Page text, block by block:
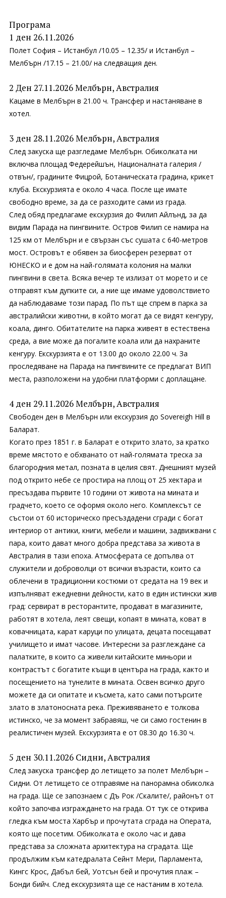
Програма
1 ден 26.11.2026
Полет София – Истанбул /10.05 – 12.35/ и Истанбул –
Мелбърн /17.15 – 21.00/ на следващия ден.
2 Ден 27.11.2026 Мелбърн, Австралия
Кацаме в Мелбърн в 21.00 ч. Трансфер и настаняване в
хотел.
3 ден 28.11.2026 Мелбърн, Австралия
След закуска ще разгледаме Мелбърн. Обиколката ни
включва площад Федерейшън, Националната галерия /
отвън/, градините Фицрой, Ботаническата градина, крикет
клуба. Екскурзията е около 4 часа. После ще имате
свободно време, за да се разходите сами из града.
След обяд предлагаме екскурзия до Филип Айлънд, за да
видим Парада на пингвините. Остров Филип се намира на
125 км от Мелбърн и е свързан със сушата с 640-метров
мост. Островът е обявен за биосферен резерват от
ЮНЕСКО и е дом на най-голямата колония на малки
пингвини в света. Всяка вечер те излизат от морето и се
отправят към дупките си, а ние ще имаме удоволствието
да наблюдаваме този парад. По път ще спрем в парка за
австралийски животни, в който могат да се видят кенгуру,
коала, динго. Обитателите на парка живеят в естествена
среда, а вие може да погалите коала или да нахраните
кенгуру. Екскурзията е от 13.00 до около 22.00 ч. За
проследяване на Парада на пингвините се предлагат ВИП
места, разположени на удобни платформи с доплащане.
4 ден 29.11.2026 Мелбърн, Австралия
Свободен ден в Мелбърн или екскурзия до Sovereigh Hill в
Баларат.
Когато през 1851 г. в Баларат е открито злато, за кратко
време мястото е обхванато от най-голямата треска за
благородния метал, позната в целия свят. Днешният музей
под открито небе се простира на площ от 25 хектара и
пресъздава първите 10 години от живота на мината и
градчето, което се оформя около него. Комплексът се
състои от 60 историческо пресъздадени сгради с богат
интериор от антики, книги, мебели и машини, задвижвани с
пара, които дават много добра представа за живота в
Австралия в тази епоха. Атмосферата се допълва от
служители и доброволци от всички възрасти, които са
облечени в традиционни костюми от средата на 19 век и
изпълняват ежедневни дейности, като в един истински жив
град: сервират в ресторантите, продават в магазините,
работят в хотела, леят свещи, копаят в мината, коват в
ковачницата, карат каруци по улицата, децата посещават
училището и имат часове. Интересни за разглеждане са
палатките, в които са живели китайските миньори и
контрастът с богатите къщи в центъра на града, както и
посещението на тунелите в мината. Освен всичко друго
можете да си опитате и късмета, като сами потърсите
злато в златоносната река. Преживяването е толкова
истинско, че за момент забравяш, че си само гостенин в
реалистичен музей. Екскурзията е от 08.30 до 16.30 ч.
5 ден 30.11.2026 Сидни, Австралия
След закуска трансфер до летището за полет Мелбърн –
Сидни. От летището се отправяме на панорамна обиколка
на града. Ще се запознаем с Дъ Рок /Скалите/, районът от
който започва изграждането на града. От тук се открива
гледка към моста Харбър и прочутата сграда на Операта,
която ще посетим. Обиколката е около час и дава
представа за сложната архитектура на сградата. Ще
продължим към катедралата Сейнт Мери, Парламента,
Кингс Крос, Дабъл бей, Уотсън бей и прочутия плаж –
Бонди бийч. След екскурзията ще се настаним в хотела.